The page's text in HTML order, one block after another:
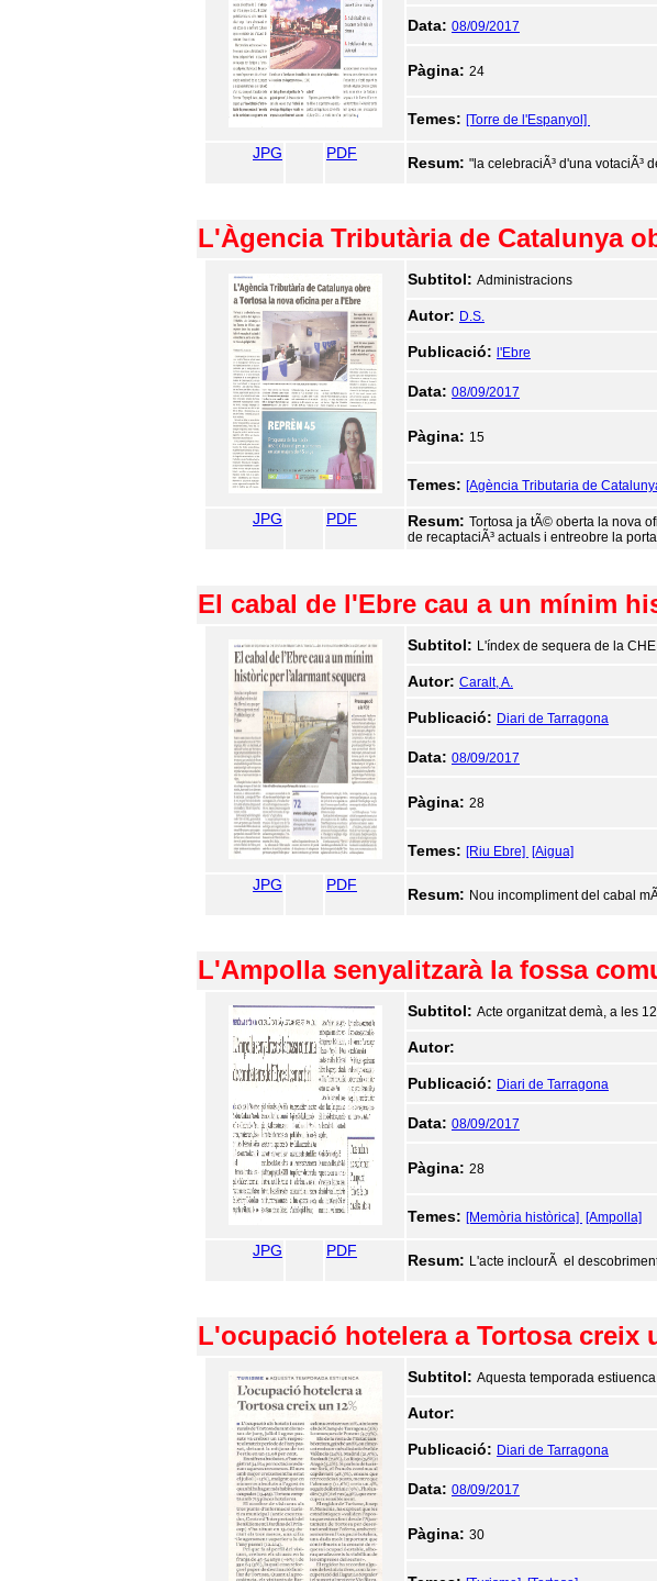
Data: 08/09/2017
Pàgina: 24
Temes: [Torre de l'Espanyol]
JPG PDF
Resum: "la celebraciÃ³ d'una votaciÃ³
L'Àgencia Tributària de Catalunya
Subtitol: Administracions
Autor: D.S.
Publicació: l'Ebre
Data: 08/09/2017
Pàgina: 15
Temes: [Agència Tributaria de
JPG PDF Resum: Tortosa ja tÃ© oberta la nova
de recaptaciÃ³ actuals i entreobre la
El cabal de l'Ebre cau a un mínim
Subtitol: L'índex de sequera de la
Autor: Caralt, A.
Publicació: Diari de Tarragona
Data: 08/09/2017
Pàgina: 28
Temes: [Riu Ebre] [Aigua]
JPG PDF
Resum: Nou incompliment del cabal
L'Ampolla senyalitzarà la fossa
Subtitol: Acte organitzat demà, a les
Autor:
Publicació: Diari de Tarragona
Data: 08/09/2017
Pàgina: 28
Temes: [Memòria històrica] [Ampolla]
JPG PDF
Resum: L'acte inclourÃ el
L'ocupació hotelera a Tortosa creix
Subtitol: Aquesta temporada estiuenca
Autor:
Publicació: Diari de Tarragona
Data: 08/09/2017
Pàgina: 30